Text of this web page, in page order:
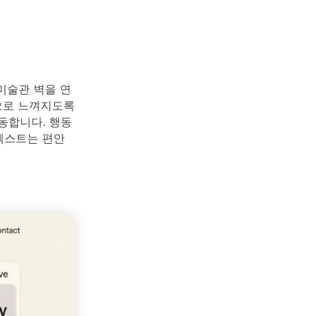
술관 벽을 연
느껴지도록
합니다. 행동
트는 편안